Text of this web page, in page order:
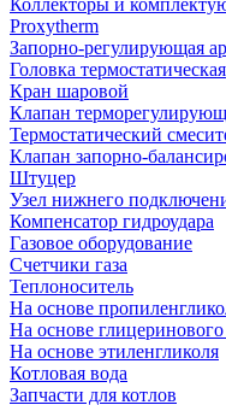
Коллекторы и
Proxytherm
Запорно-регулирующая
Головка термостатическая
Кран шаровой
Клапан
Термостатический
Клапан запорно-
Штуцер
Узел нижнего
Компенсатор гидроудара
Газовое оборудование
Счетчики газа
Теплоноситель
На основе
На основе
На основе этиленгликоля
Котловая вода
Запчасти для котлов